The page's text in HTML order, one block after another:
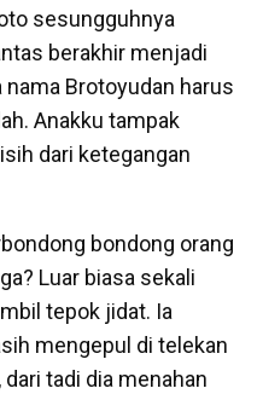
sesungguhnya
berakhir menjadi
Brotoyudan harus
Anakku tampak
dari ketegangan
bondong orang
Luar biasa sekali
tepok jidat. Ia
mengepul di telekan
tadi dia menahan